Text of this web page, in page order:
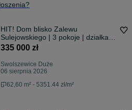
HIT! Dom blisko Zalewu
Sulejowskiego | 3 pokoje | działka
400 m²
335 000 zł
Swolszewice Duże
06 sierpnia 2026
62,60 m² - 5351.44 zł/m²